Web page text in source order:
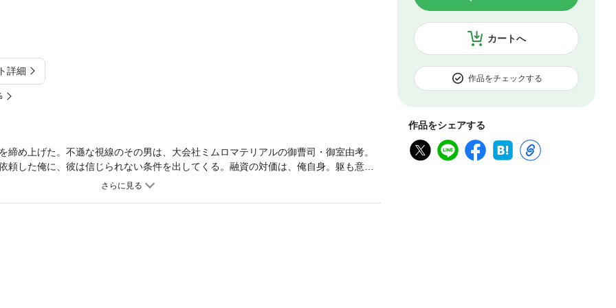
詳細
カートへ
作品をチェックする
作品をシェアする
締め上げた。不遜な視線のその男は、大会社ミムロマテリアルの御曹司・御室由考。
頼した俺に、彼は信じられない条件を出してくる。融資の対価は、俺自身。躯も意思
。低く響く声で「お前は俺のものだ」と言い放つ由考は、俺をなぶりものにした